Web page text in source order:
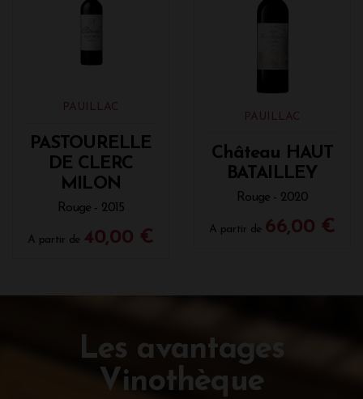
PAUILLAC
PASTOURELLE
DE CLERC
MILON
Rouge - 2015
A partir de 40,00 €
PAUILLAC
Château HAUT
BATAILLEY
Rouge - 2020
A partir de 66,00 €
Les avantages
Vinothèque